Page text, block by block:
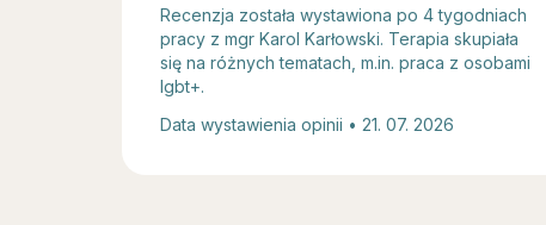
Recenzja została wystawiona po 4 tygodniach
pracy z mgr Karol Karłowski. Terapia skupiała
się na różnych tematach, m.in. praca z osobami
lgbt+.
Data wystawienia opinii • 21. 07. 2026